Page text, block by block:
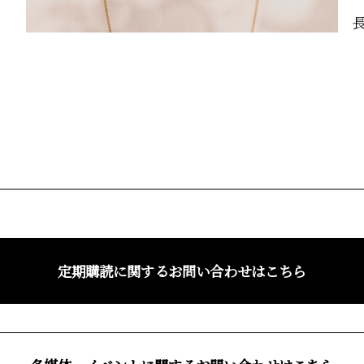
定期購読に関するお問い合わせはこちら